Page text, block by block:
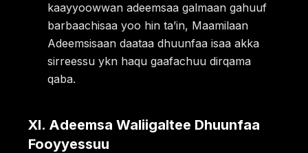
kaayyoowwan adeemsaa galmaan gahuuf
barbaachisaa yoo hin taʼin, Maamilaan
Adeemsisaan daataa dhuunfaa isaa akka
sirreessu ykn haqu gaafachuu dirqama
qaba.
XI. Adeemsa Waliigaltee Dhuunfaa
Fooyyessuu